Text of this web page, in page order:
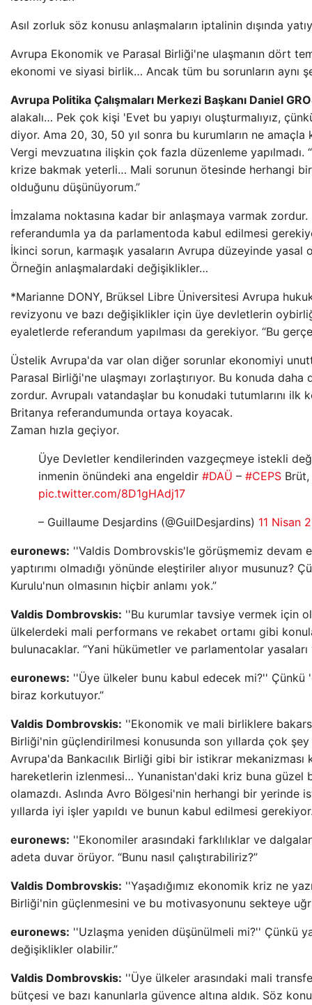
Asıl zorluk söz konusu anlaşmaların iptalinin dışında
Avrupa Ekonomik ve Parasal Birliği'ne ulaşmanın dört
ekonomi ve siyasi birlik… Ancak tüm bu sorunların aynı
Avrupa Politika Çalışmaları Merkezi Başkanı Daniel
alakalı… Pek çok kişi 'Evet bu yapıyı oluşturmalıyız,
diyor. Ama 20, 30, 50 yıl sonra bu kurumların ne amaçla
Vergi mevzuatına ilişkin çok fazla düzenleme
krize bakmak yeterli… Mali sorunun ötesinde herhangi
olduğunu düşünüyorum.”
İmzalama noktasına kadar bir anlaşmaya varmak
referandumla ya da parlamentoda kabul edilmesi
İkinci sorun, karmaşık yasaların Avrupa düzeyinde yasal
Örneğin anlaşmalardaki değişiklikler…
*Marianne DONY, Brüksel Libre Üniversitesi Avrupa
revizyonu ve bazı değişiklikler için üye devletlerin
eyaletlerde referandum yapılması da gerekiyor. “Bu
Üstelik Avrupa'da var olan diğer sorunlar ekonomiyi
Parasal Birliği'ne ulaşmayı zorlaştırıyor. Bu konuda
zordur. Avrupalı ​​vatandaşlar bu konudaki tutumlarını ilk
Britanya referandumunda ortaya koyacak.
Zaman hızla geçiyor.
Üye Devletler kendilerinden vazgeçmeye istekli
inmenin önündeki ana engeldir #DAÜ – #CEPS Brüt,
pic.twitter.com/8D1gHAdj17
– Guillaume Desjardins (@GuilDesjardins) 11 Nisan
euronews: ''Valdis Dombrovskis'le görüşmemiz devam
yaptırımı olmadığı yönünde eleştiriler alıyor musunuz?
Kurulu'nun olmasının hiçbir anlamı yok.”
Valdis Dombrovskis: ''Bu kurumlar tavsiye vermek için
ülkelerdeki mali performans ve rekabet ortamı gibi
bulunacaklar. “Yani hükümetler ve parlamentolar
euronews: ''Üye ülkeler bunu kabul edecek mi?'' Çünkü
biraz korkutuyor.”
Valdis Dombrovskis: ''Ekonomik ve mali birliklere
Birliği'nin güçlendirilmesi konusunda son yıllarda çok şey
Avrupa'da Bankacılık Birliği gibi bir istikrar
hareketlerin izlenmesi… Yunanistan'daki kriz buna güzel
olamazdı. Aslında Avro Bölgesi'nin herhangi bir yerinde
yıllarda iyi işler yapıldı ve bunun kabul edilmesi
euronews: ''Ekonomiler arasındaki farklılıklar ve
adeta duvar örüyor. “Bunu nasıl çalıştırabiliriz?”
Valdis Dombrovskis: ''Yaşadığımız ekonomik kriz ne
Birliği'nin güçlenmesini ve bu motivasyonunu sekteye
euronews: ''Uzlaşma yeniden düşünülmeli mi?'' Çünkü
değişiklikler olabilir.”
Valdis Dombrovskis: ''Üye ülkeler arasındaki mali
bütçesi ve bazı kanunlarla güvence altına aldık. Söz